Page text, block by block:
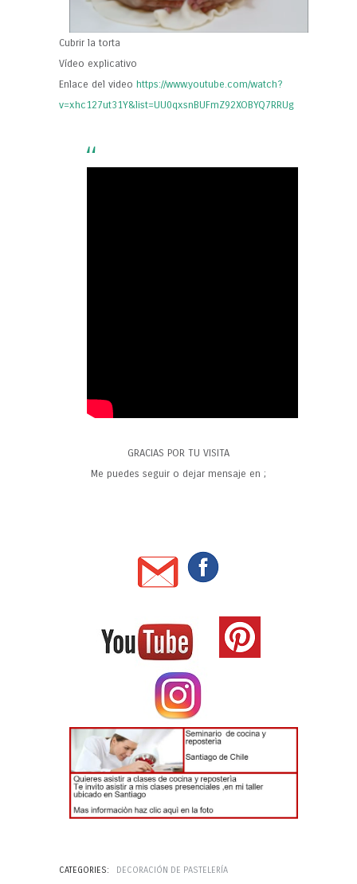
Cubrir la torta
Vídeo explicativo
Enlace del video https://www.youtube.com/watch?
v=xhc127ut31Y&list=UU0qxsnBUFmZ92XOBYQ7RRUg
GRACIAS POR TU VISITA
Me puedes seguir o dejar mensaje en ;
CATEGORIES:
DECORACIÓN DE PASTELERÍA